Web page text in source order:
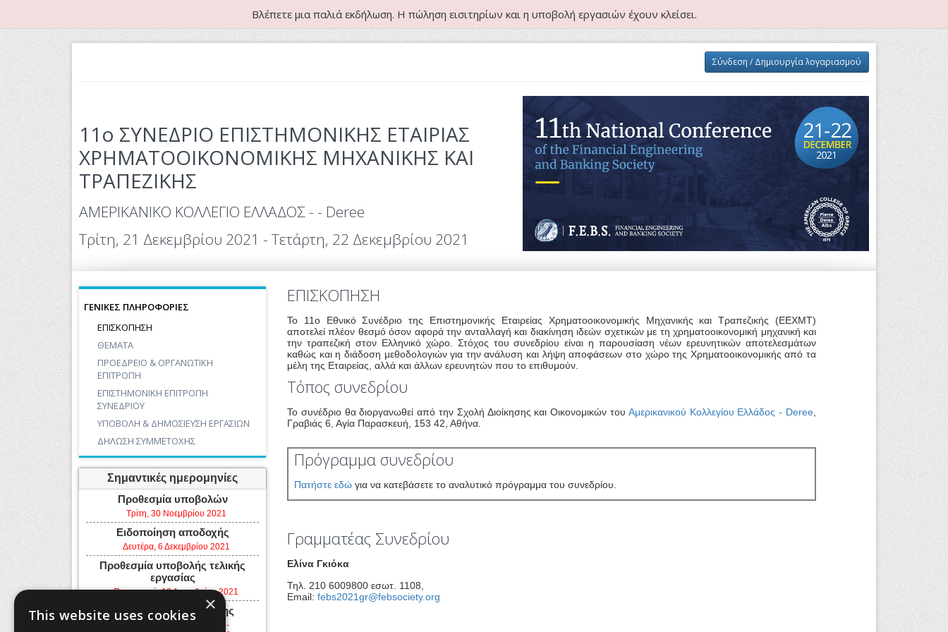
Βλέπετε μια παλιά εκδήλωση. Η πώληση εισιτηρίων και η υποβολή εργασιών έχουν κλείσει.
Σύνδεση / Δημιουργία λογαριασμού
11o ΣΥΝΕΔΡΙΟ ΕΠΙΣΤΗΜΟΝΙΚΗΣ ΕΤΑΙΡΙΑΣ
ΧΡΗΜΑΤΟΟΙΚΟΝΟΜΙΚΗΣ ΜΗΧΑΝΙΚΗΣ ΚΑΙ
ΤΡΑΠΕΖΙΚΗΣ
ΑΜΕΡΙΚΑΝΙΚΟ ΚΟΛΛΕΓΙΟ ΕΛΛΑΔΟΣ - - Deree
Τρίτη, 21 Δεκεμβρίου 2021 - Τετάρτη, 22 Δεκεμβρίου 2021
ΓΕΝΙΚΕΣ ΠΛΗΡΟΦΟΡΙΕΣ
ΕΠΙΣΚΟΠΗΣΗ
ΘΕΜΑΤΑ
ΠΡΟΕΔΡΕΙΟ & ΟΡΓΑΝΩΤΙΚΗ
ΕΠΙΤΡΟΠΗ
ΕΠΙΣΤΗΜΟΝΙΚΗ ΕΠΙΤΡΟΠΗ
ΣΥΝΕΔΡΙΟΥ
ΥΠΟΒΟΛΗ & ΔΗΜΟΣΙΕΥΣΗ ΕΡΓΑΣΙΩΝ
ΔΗΛΩΣΗ ΣΥΜΜΕΤΟΧΗΣ
Σημαντικές ημερομηνίες
Προθεσμία υποβολών
Τρίτη, 30 Νοεμβρίου 2021
Ειδοποίηση αποδοχής
Δευτέρα, 6 Δεκεμβρίου 2021
Προθεσμία υποβολής τελικής
εργασίας
Παρασκευή, 10 Δεκεμβρίου 2021
Ημερομηνίες εκδήλωσης
Τρίτη, 21 Δεκεμβρίου 2021 -
ΕΠΙΣΚΟΠΗΣΗ
Το 11ο Εθνικό Συνέδριο της Επιστημονικής Εταιρείας Χρηματοοικονομικής Μηχανικής και Τραπεζικής (ΕΕΧΜΤ)
αποτελεί πλέον θεσμό όσον αφορά την ανταλλαγή και διακίνηση ιδεών σχετικών με τη χρηματοοικονομική μηχανική και
την τραπεζική στον Ελληνικό χώρο. Στόχος του συνεδρίου είναι η παρουσίαση νέων ερευνητικών αποτελεσμάτων
καθώς και η διάδοση μεθοδολογιών για την ανάλυση και λήψη αποφάσεων στο χώρο της Χρηματοοικονομικής από τα
μέλη της Εταιρείας, αλλά και άλλων ερευνητών που το επιθυμούν.
Τόπος συνεδρίου
Το συνέδριο θα διοργανωθεί από την Σχολή Διοίκησης και Οικονομικών του Αμερικανικού Κολλεγίου Ελλάδος - Deree
Γραβιάς 6, Αγία Παρασκευή, 153 42, Αθήνα.
Πρόγραμμα συνεδρίου
Πατήστε εδώ για να κατεβάσετε το αναλυτικό πρόγραμμα του συνεδρίου.
Γραμματέας Συνεδρίου
Ελίνα Γκιόκα
Τηλ. 210 6009800 εσωτ. 1108,
Εmail: febs2021gr@febsociety.org
×
This website uses cookies